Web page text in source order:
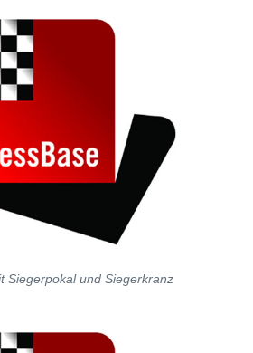
Siegerpokal und Siegerkranz